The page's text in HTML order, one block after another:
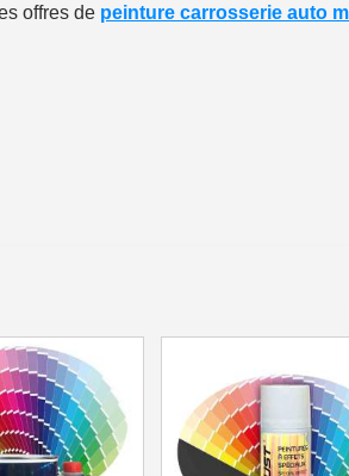
frais dès 30€ d'achats
: 5€ de réduction
24 h en France Métropolitaine
pour 250€ d'achats
offres de peinture carrosserie auto